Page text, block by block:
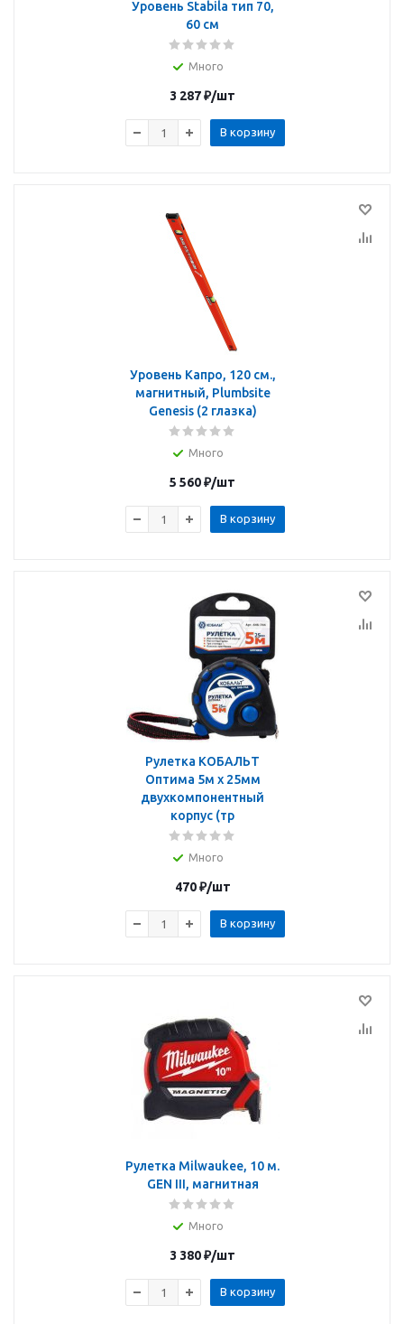
Уровень Stabila тип 70,
60 см
Много
3 287₽/шт
В корзину
Уровень Капро, 120 см.,
магнитный, Plumbsite
Genesis (2 глазка)
Много
5 560₽/шт
В корзину
Рулетка КОБАЛЬТ
Оптима 5м x 25мм
двухкомпонентный
корпус (тр
Много
470₽/шт
В корзину
Рулетка Milwaukee, 10 м.
GEN III, магнитная
Много
3 380₽/шт
В корзину